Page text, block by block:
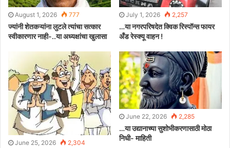
August 1, 2026 777
ज्यांनी शेतकऱ्यांना लुटले त्यांचा सत्कार
स्वीकारणार नाही-..या अध्यक्षांचा खुलासा
July 1, 2026 2,257
…या नगरपरिषदेत क्विक रिस्पॉन्स फायर
अँड रेस्क्यू वाहन !
June 25, 2026 2,304
June 22, 2026 2,285
…या उद्यानाच्या सुशोभीकरणासाठी मोठा
निधी- माहिती